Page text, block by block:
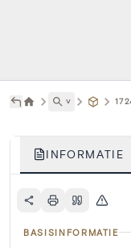
˅
INFORMATIE
BASISINFORMATIE